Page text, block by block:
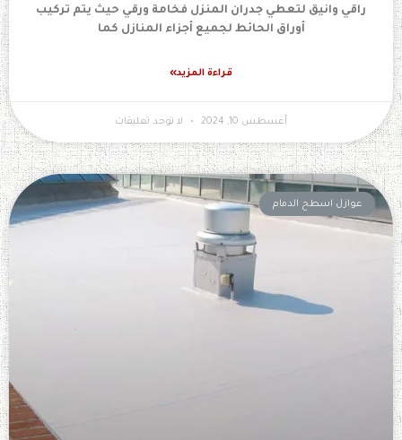
راقي وانيق لتعطي جدران المنزل فخامة ورقي حيث يتم تركيب
أوراق الحائط لجميع أجزاء المنازل كما
قراءة المزيد»
أغسطس 10, 2024 لا توجد تعليقات
عوازل اسطح الدمام